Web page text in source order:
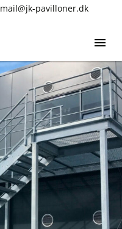
mail@jk-pavilloner.dk